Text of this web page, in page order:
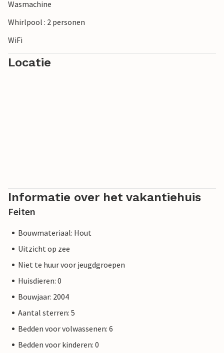
Wasmachine
Whirlpool : 2 personen
WiFi
Locatie
Informatie over het vakantiehuis
Feiten
Bouwmateriaal: Hout
Uitzicht op zee
Niet te huur voor jeugdgroepen
Huisdieren: 0
Bouwjaar: 2004
Aantal sterren: 5
Bedden voor volwassenen: 6
Bedden voor kinderen: 0